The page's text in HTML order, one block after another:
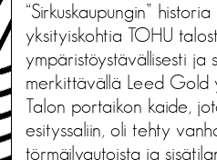
“Sirkuskaupungin”
yksityiskohtia TOHU
ympäristöystävällisesti ja
merkittävällä Leed Gold
Talon portaikon kaide,
esityssaliin, oli tehty
törmäilyautoista ja